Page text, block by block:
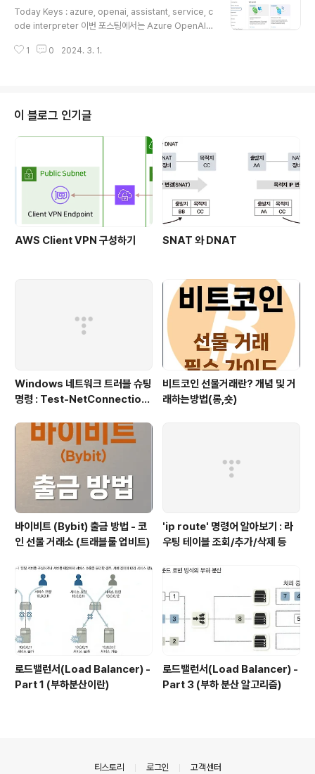
수도 있음. ※ 할당량은 TPM(Token Per Minute) 단위
로 지역 별, 모델 별로 구독에 할당 됨. TPM 내에서 Depl
운용 가능 Provisioned Deployment - 설정된 양의 모
Today Keys : azure, openai, assistant, service, c
ode interpreter 이번 포스팅에서는 Azure OpenAI S
봅니다. 첫 번째 포스팅에서는 Play Ground를 통해서 A
게 됩니다. Azure OpenAI Studio의 좌측의 Playgrou
nd 메뉴를 보면, 다음과 같이 Assistant가 Preview로
추가된 것을 볼 수 있습니다. Assistant는 현재(24.03.0
1 0 2024. 3. 1.
이 블로그 인기글
AWS Client VPN 구성하기 SNAT 와 DNAT
Windows 네트워크 트러블 슈팅
명령 : Test-NetConnection
비트코인 선물거래란? 개념 및 거
래하는방법(롱,숏)
바이비트 (Bybit) 출금 방법 - 코
인 선물 거래소 (트래블룰 업비트)
'ip route' 명령어 알아보기 : 라
우팅 테이블 조회/추가/삭제 등
로드밸런서(Load Balancer) -
Part 1 (부하분산이란)
로드밸런서(Load Balancer) -
Part 3 (부하 분산 알고리즘)
티스토리 로그인 고객센터